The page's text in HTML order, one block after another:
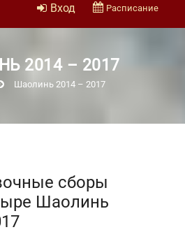
Вход Расписание
2014 – 2017
Шаолинь 2014 – 2017
сборы
Шаолинь